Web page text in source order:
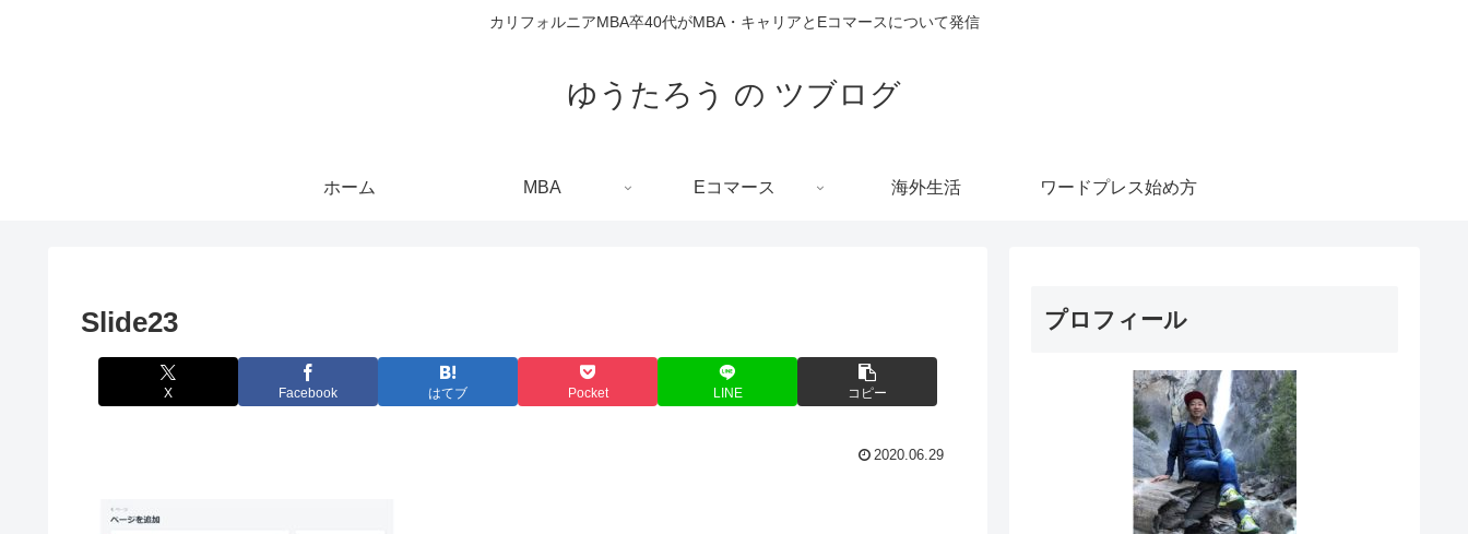
カリフォルニアMBA卒40代がMBA・キャリアとEコマースについて発信
ゆうたろう の ツブログ
ホーム MBA Eコマース 海外生活 ワードプレス始め方
Slide23
X Facebook はてブ Pocket LINE コピー
2020.06.29
プロフィール